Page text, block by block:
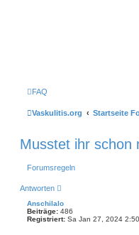
FAQ
Vaskulitis.org Startseite
Musstet ihr schon
Forumsregeln
Antworten
Anschilalo
Beiträge: 486
Registriert: Sa Jan 27, 2024